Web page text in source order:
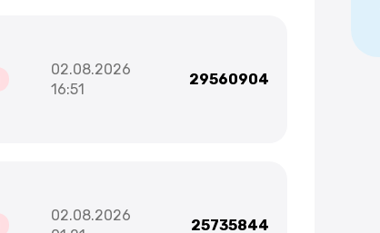
02.08.2026
16:51
29560904
02.08.2026
25735844